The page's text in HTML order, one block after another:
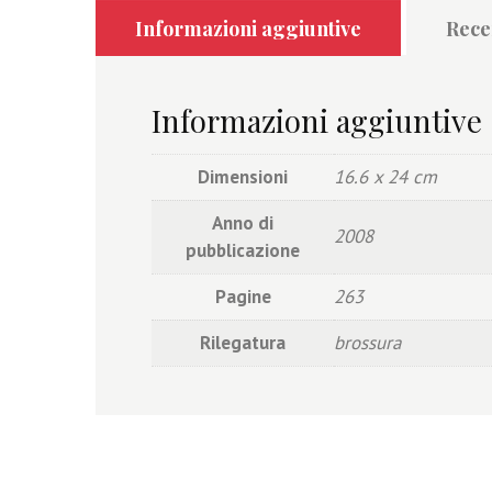
Informazioni aggiuntive
Informazioni aggiuntive
Dimensioni
16.6 x 24 cm
Anno di
pubblicazione
2008
Pagine
263
Rilegatura
brossura